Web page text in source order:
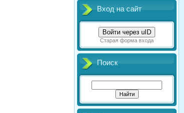
Вход на сайт
Войти через uID
Старая форма входа
Поиск